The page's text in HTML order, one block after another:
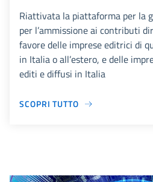
Riattivata la piattaforma per la
per l’ammissione ai contributi
favore delle imprese editrici di
in Italia o all’estero, e delle
editi e diffusi in Italia
SCOPRI TUTTO